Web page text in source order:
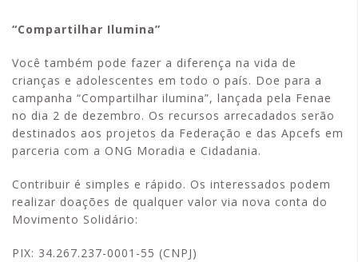
“Compartilhar Ilumina”
Você também pode fazer a diferença na vida de
crianças e adolescentes em todo o país. Doe para a
campanha “Compartilhar ilumina”, lançada pela Fenae
no dia 2 de dezembro. Os recursos arrecadados serão
destinados aos projetos da Federação e das Apcefs em
parceria com a ONG Moradia e Cidadania.
Contribuir é simples e rápido. Os interessados podem
realizar doações de qualquer valor via nova conta do
Movimento Solidário:
PIX: 34.267.237-0001-55 (CNPJ)